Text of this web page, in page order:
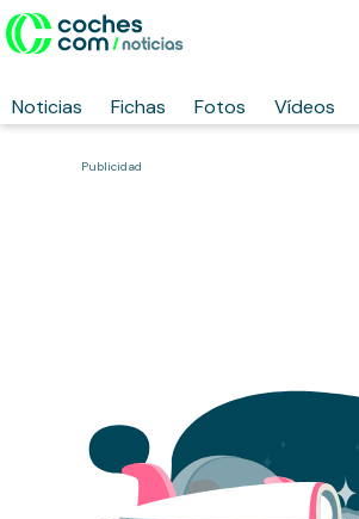
Noticias Fichas Fotos Vídeos
Publicidad